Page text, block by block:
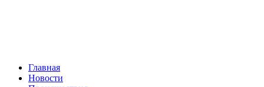
Главная
Новости